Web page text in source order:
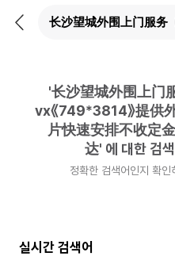
뒤
'长沙望城外围上门
vx《749*3814》提供
片快速安排不收定
达' 에 대한 검
정확한 검색어인지 확
실시간 검색어